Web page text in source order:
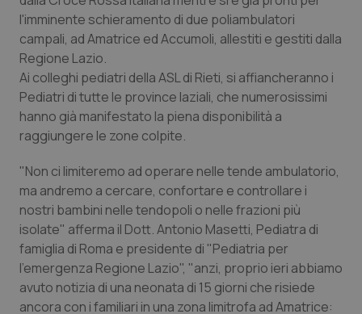
Oncologia & Nutrizione
Psoriasi & pelle
Quotidiano Cardiologia
Quotidiano Chirurgia
Quotidiano Oncologia
Quotidiano Pediatria
Rene & patologie urogenitali
l'imminente schieramento di due poliambulatori
campali, ad Amatrice ed Accumoli, allestiti e gestiti dalla
Regione Lazio.
Ai colleghi pediatri della ASL di Rieti, si affiancheranno i
Pediatri di tutte le province laziali, che numerosissimi
hanno già manifestato la piena disponibilità a
raggiungere le zone colpite.
"Non ci limiteremo ad operare nelle tende ambulatorio,
ma andremo a cercare, confortare e controllare i
nostri bambini nelle tendopoli o nelle frazioni più
isolate" afferma il Dott. Antonio Masetti, Pediatra di
famiglia di Roma e presidente di "Pediatria per
l'emergenza Regione Lazio", "anzi, proprio ieri abbiamo
avuto notizia di una neonata di 15 giorni che risiede
ancora con i familiari in una zona limitrofa ad Amatrice: